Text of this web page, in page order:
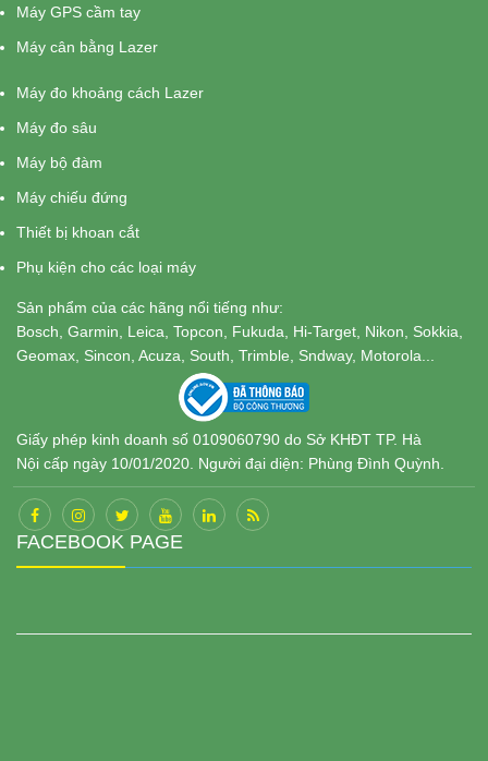
Máy GPS cầm tay
Máy cân bằng Lazer
Máy đo khoảng cách Lazer
Máy đo sâu
Máy bộ đàm
Máy chiếu đứng
Thiết bị khoan cắt
Phụ kiện cho các loại máy
Sản phẩm của các hãng nổi tiếng như:
Bosch, Garmin, Leica, Topcon, Fukuda, Hi-Target, Nikon, Sokkia,
Geomax, Sincon, Acuza, South, Trimble, Sndway, Motorola...
Giấy phép kinh doanh số 0109060790 do Sở KHĐT TP. Hà
Nội cấp ngày 10/01/2020. Người đại diện: Phùng Đình Quỳnh.
FACEBOOK PAGE